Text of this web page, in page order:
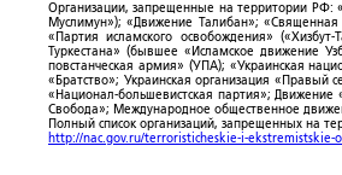
Организации, запрещенные на территории РФ:
Муслимун»); «Движение Талибан»; «Священная
«Партия исламского освобождения»
Туркестана» (бывшее «Исламское движение
повстанческая армия» (УПА); «Украинская
«Братство»; Украинская организация
«Национал-большевистская партия»;
Свобода»; Международное общественное
Полный список организаций, запрещенных на
http://nac.gov.ru/terroristicheskie-i-ekstremistskie-